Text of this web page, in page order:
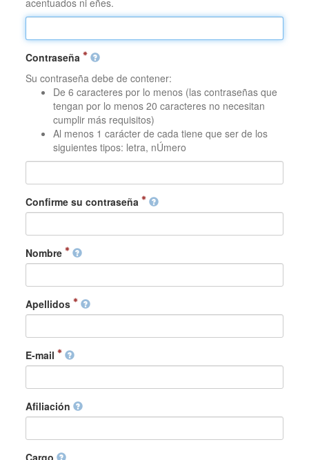
Contraseña
Su contraseña debe de contener:
De 6 caracteres por lo menos (las contraseñas que
tengan por lo menos 20 caracteres no necesitan
cumplir más requisitos)
Al menos 1 carácter de cada tiene que ser de los
siguientes tipos: letra, nÚmero
Confirme su contraseña
Nombre
Apellidos
E-mail
Afiliación
Cargo